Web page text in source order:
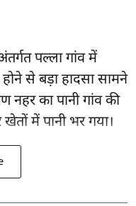
पल्ला गांव में
से बड़ा हादसा सामने
का पानी गांव की
में पानी भर गया।